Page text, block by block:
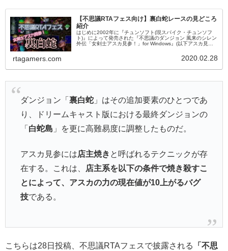
【不思議RTAフェス向け】裏白蛇レースの見どころ
紹介
はじめに2002年に『チュンソフト(現スパイク・チュンソフ
ト)』によって発売された『不思議のダンジョン 風来のシレン
外伝「女剣士アスカ見参！」for Windows』(以下アスカ見参)
rtagamers.com 2020.02.28
ダンジョン「 裏白蛇」はその追加要素のひとつであ
り、ドリームキャスト版における最終ダンジョンの
「 白蛇島 」を更に高難易度に調整したものだ。
アスカ見参には店主焼き と呼ばれるテクニックが存
在する。これは、
店主系を以下の条件で焼き殺すこ
とによって、アスカの力の現在値が10上がるバグ
技である。
こちらは28日投稿、不思議RTAフェスで披露される
「不思